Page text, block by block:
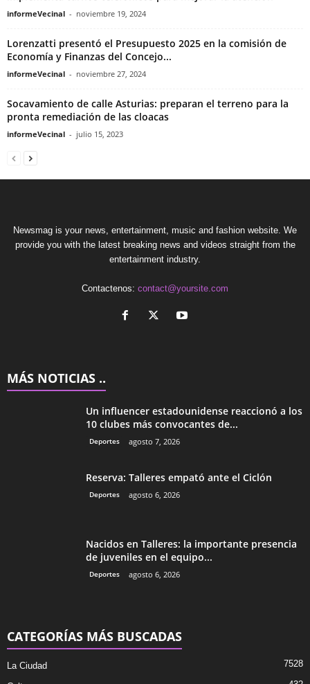
informeVecinal - noviembre 19, 2024
Lorenzatti presentó el Presupuesto 2025 en la comisión de
Economía y Finanzas del Concejo...
informeVecinal - noviembre 27, 2024
Socavamiento de calle Asturias: preparan el terreno para la
pronta remediación de las cloacas
informeVecinal - julio 15, 2023
Newsmag is your news, entertainment, music and fashion website. We
provide you with the latest breaking news and videos straight from the
entertainment industry.
Contactenos: contact@yoursite.com
MÁS NOTICIAS ..
Un influencer estadounidense reaccionó a los
10 clubes más convocantes de...
Deportes agosto 7, 2026
Reserva: Talleres empató ante el Ciclón
Deportes agosto 6, 2026
Nacidos en Talleres: la importante presencia
de juveniles en el equipo...
Deportes agosto 6, 2026
CATEGORÍAS MÁS BUSCADAS
La Ciudad 7528